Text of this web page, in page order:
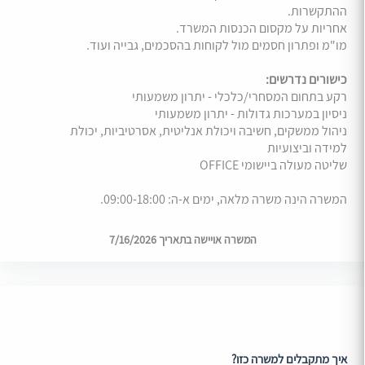
ההתקשרות.
אחריות על מקסום הכנסות המשרד.
מו"מ ופתרון חסמים מול לקוחות בהסכמים, גבייה ועוד.
כישורים נדרשים:
רקע בתחום המסחרי/כלכלי - יתרון משמעותי
ניסיון במערכות גדולות - יתרון משמעותי
ניהול ממשקים, חשיבה ויכולת אנליטית, אסרטיביות, יכולת
למידה וביצועיות
שליטה מעולה ביישומי OFFICE
המשרה הינה משרה מלאה, ימים א-ה: 09:00-18:00.
המשרה אויישה בתאריך 7/16/2026
איך מתקבלים למשרה כזו?